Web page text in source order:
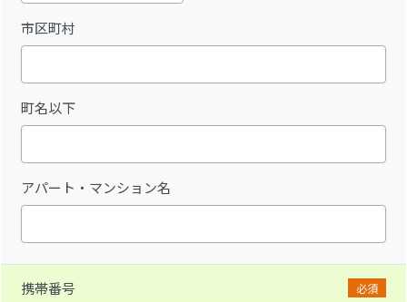
市区町村
町名以下
アパート・マンション名
携帯番号 必須